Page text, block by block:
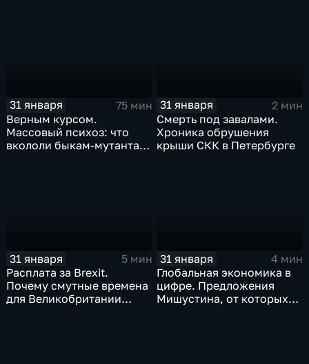
31 января
75 мин
Верным курсом.
Массовый психоз: что
вкололи быкам-мутантам,
31 января
2 мин
Смерть под завалами.
Хроника обрушения
крыши СКК в Петербурге
31 января
5 мин
Расплата за Brexit.
Почему смутные времена
для Великобритании
31 января
4 мин
Глобальная экономика в
цифре. Предложения
Мишустина, от которых